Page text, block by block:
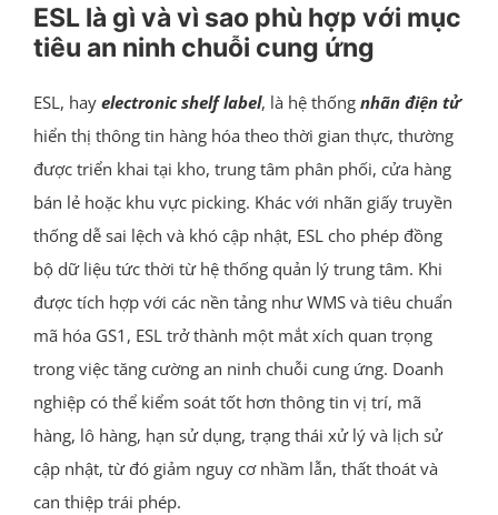
ESL là gì và vì sao phù hợp với mục
tiêu an ninh chuỗi cung ứng
ESL, hay electronic shelf label, là hệ thống nhãn điện tử
hiển thị thông tin hàng hóa theo thời gian thực, thường
được triển khai tại kho, trung tâm phân phối, cửa hàng
bán lẻ hoặc khu vực picking. Khác với nhãn giấy truyền
thống dễ sai lệch và khó cập nhật, ESL cho phép đồng
bộ dữ liệu tức thời từ hệ thống quản lý trung tâm. Khi
được tích hợp với các nền tảng như WMS và tiêu chuẩn
mã hóa GS1, ESL trở thành một mắt xích quan trọng
trong việc tăng cường an ninh chuỗi cung ứng. Doanh
nghiệp có thể kiểm soát tốt hơn thông tin vị trí, mã
hàng, lô hàng, hạn sử dụng, trạng thái xử lý và lịch sử
cập nhật, từ đó giảm nguy cơ nhầm lẫn, thất thoát và
can thiệp trái phép.